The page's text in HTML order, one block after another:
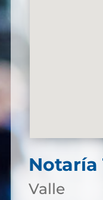
Notaría
Valle